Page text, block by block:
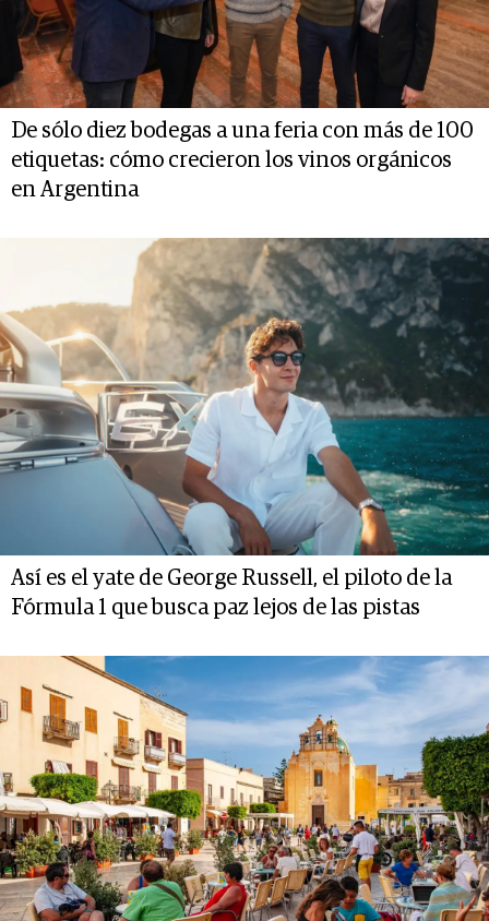
De sólo diez bodegas a una feria con más de 100
etiquetas: cómo crecieron los vinos orgánicos
en Argentina
Así es el yate de George Russell, el piloto de la
Fórmula 1 que busca paz lejos de las pistas